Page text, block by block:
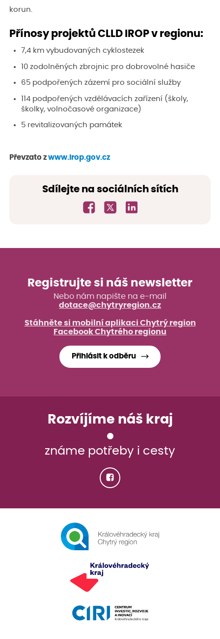
korun.
Přínosy projektů CLLD IROP v regionu:
7,4 km vybudovaných cyklostezek
10 zodolněných zbrojnic pro dobrovolné hasiče
65 podpořených zázemí pro sociální služby
114 podpořených vzdělávacích zařízení (školy,
školky, volnočasové organizace)
5 revitalizovaných památek
Převzato z www.irop.gov.cz
Sdílejte na sociálních sítích
Registrujte si náš newsletter
Nebo nám napište na e-mail
dotace@chytryregion.cz
Stáhněte si mobilní aplikaci Chytrý region
Facebook Chytrého regionu
Přihlásit k odběru
Rozvíjíme náš kraj
známe potřeby i cesty